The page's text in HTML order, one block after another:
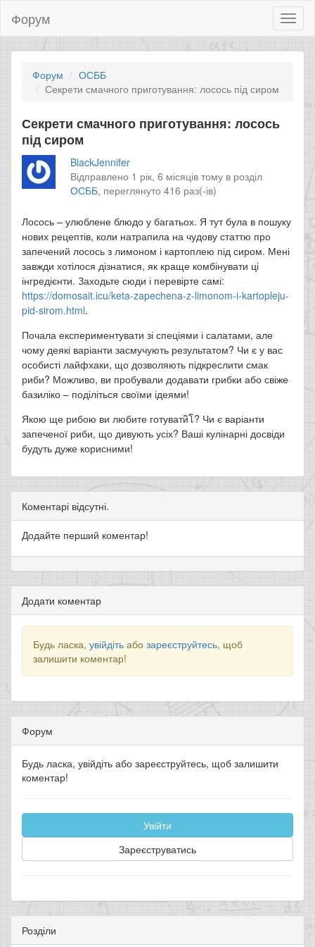
Форум
Форум
ОСББ
Секрети смачного приготування: лосось під сиром
Секрети смачного приготування: лосось
під сиром
BlackJennifer
Відправлено 1 рік, 6 місяців тому в розділ
ОСББ, переглянуто 416 раз(-ів)
Лосось – улюблене блюдо у багатьох. Я тут була в пошуку
нових рецептів, коли натрапила на чудову статтю про
запечений лосось з лимоном і картоплею під сиром. Мені
завжди хотілося дізнатися, як краще комбінувати ці
інгредієнти. Заходьте сюди і перевірте самі:
https://domosait.icu/keta-zapechena-z-limonom-i-kartopleju-
pid-sirom.html.
Почала експериментувати зі спеціями і салатами, але
чому деякі варіанти засмучують результатом? Чи є у вас
особисті лайфхаки, що дозволяють підкреслити смак
риби? Можливо, ви пробували додавати грибки або свіже
базиліко – поділіться своїми ідеями!
Якою ще рибою ви любите готуватиิโ? Чи є варіанти
запеченої риби, що дивують усіх? Ваші кулінарні досвіди
будуть дуже корисними!
Коментарі відсутні.
Додайте перший коментар!
Додати коментар
Будь ласка, увійдіть або зареєструйтесь, щоб
залишити коментар!
Форум
Будь ласка, увійдіть або зареєструйтесь, щоб залишити
коментар!
Увійти
Зареєструватись
Розділи